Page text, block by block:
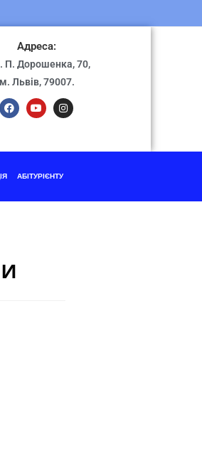
Адреса:
П. Дорошенка, 70,
м. Львів, 79007.
АБІТУРІЄНТУ